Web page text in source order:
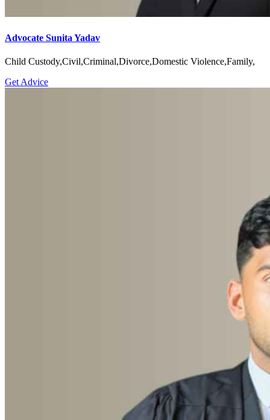
Advocate Sunita Yadav
Child Custody,Civil,Criminal,Divorce,Domestic Violence,Family,
Get Advice